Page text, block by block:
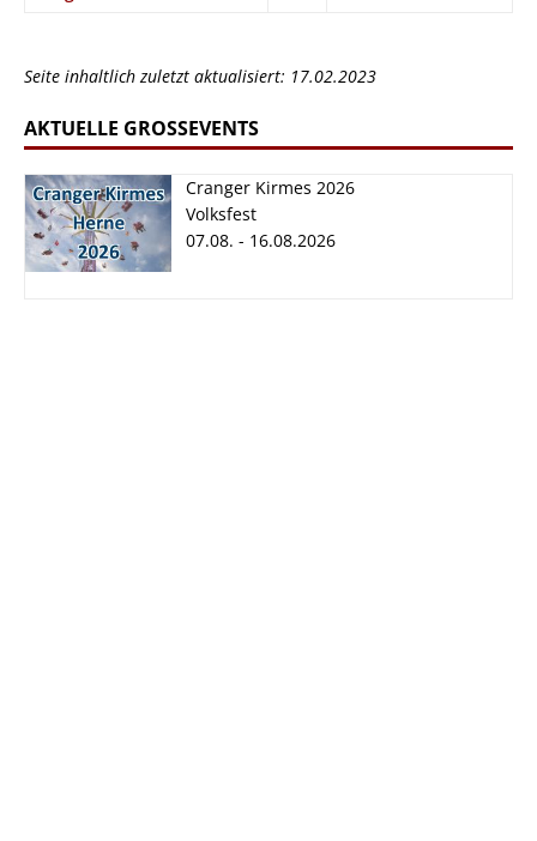
Seite inhaltlich zuletzt aktualisiert: 17.02.2023
AKTUELLE GROSSEVENTS
Cranger Kirmes 2026
Volksfest
07.08. - 16.08.2026